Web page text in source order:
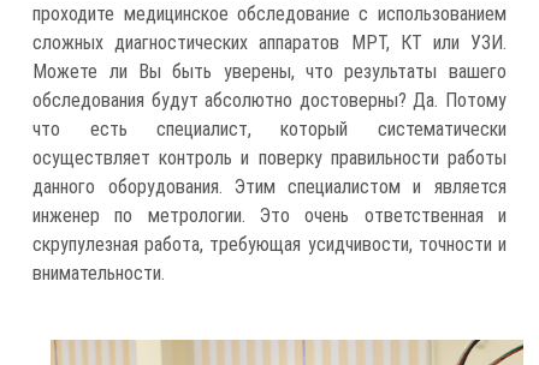
проходите медицинское обследование с использованием
сложных диагностических аппаратов МРТ, КТ или УЗИ.
Можете ли Вы быть уверены, что результаты вашего
обследования будут абсолютно достоверны? Да. Потому
что есть специалист, который систематически
осуществляет контроль и поверку правильности работы
данного оборудования. Этим специалистом и является
инженер по метрологии. Это очень ответственная и
скрупулезная работа, требующая усидчивости, точности и
внимательности.